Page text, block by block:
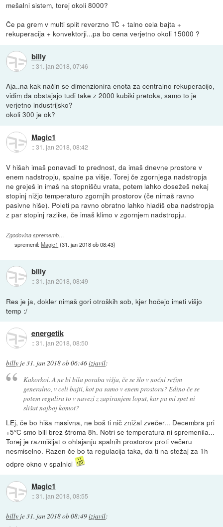
mešalni sistem, torej okoli 8000?
Če pa grem v multi split reverzno TČ + talno cela bajta +
rekuperacija + konvektorji...pa bo cena verjetno okoli 15000 ?
billy
::31. jan 2018, 07:46
Aja..na kak način se dimenzionira enota za centralno rekuperacijo,
vidim da obstajajo tudi take z 2000 kubiki pretoka, samo to je
verjetno industrijsko?
okoli 300 je ok?
Magic1
::31. jan 2018, 08:42
V hišah imaš ponavadi to prednost, da imaš dnevne prostore v
enem nadstropju, spalne pa višje. Torej če zgornjega nadstropja
ne greješ in imaš na stopnišču vrata, potem lahko dosežeš nekaj
stopinj nižjo temperaturo zgornjih prostorov (če nimaš ravno
pasivne hiše). Poleti pa ravno obratno lahko hladiš oba nadstropja
z par stopinj razlike, če imaš klimo v zgornjem nadstropju.
Zgodovina sprememb…
spremenil:Magic1 (31. jan 2018 ob 08:43)
billy
::31. jan 2018, 08:49
Res je ja, dokler nimaš gori otroških sob, kjer hočejo imeti višjo
temp :/
energetik
::31. jan 2018, 08:50
billy je31. jan 2018 ob 06:46izjavil:
Kakorkoi. A ne bi bila poraba višja, če se šlo v nočni režim
generalno, v celi bajti, kot pa samo v enem prostoru? Edino če se
potem regulira to v navezi z zapiranjem loput, kar pa mi spet ni
slišat najboj komot?
LEj, če bo hiša masivna, ne boš ti nič znižal zvečer... Decembra pri
+5°C smo bili brez štroma 8h. Notri se temperatura ni spremenila...
Torej je razmišljat o ohlajanju spalnih prostorov proti večeru
nesmiselno. Razen če bo ta regulacija taka, da ti na stežaj za 1h
odpre okno v spalnici
Magic1
::31. jan 2018, 08:55
billy je31. jan 2018 ob 08:49izjavil: